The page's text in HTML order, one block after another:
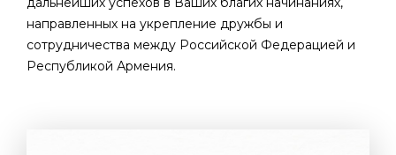
направленных на укрепление дружбы и
сотрудничества между Российской Федерацией и
Республикой Армения.